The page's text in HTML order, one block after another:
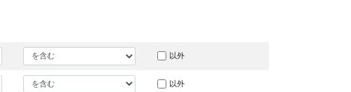
以外
以外